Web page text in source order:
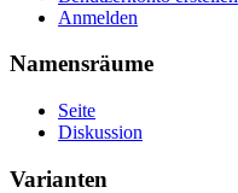
Anmelden
Namensräume
Seite
Diskussion
Varianten